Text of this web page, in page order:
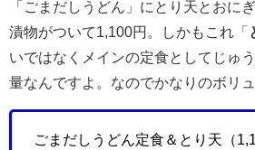
「ごまだしうどん」にとり天とおに
漬物がついて1,100円。しかもこれ「
いではなくメインの定食としてじゅ
量なんですよ。なのでかなりのボリ
ごまだしうどん定食＆とり天（